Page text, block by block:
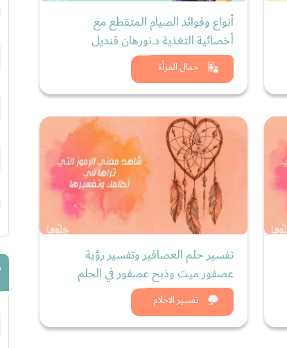
جمال المرأة
أنواع وفوائد الصيام المتقطع مع
أخصائية التغذية د.نورهان قنديل
شاهد الان
تفسير الاحلام
تفسير حلم العصافير وتفسير رؤية
عصفور ميت وذبح عصفور في الحلم
شاهد الان